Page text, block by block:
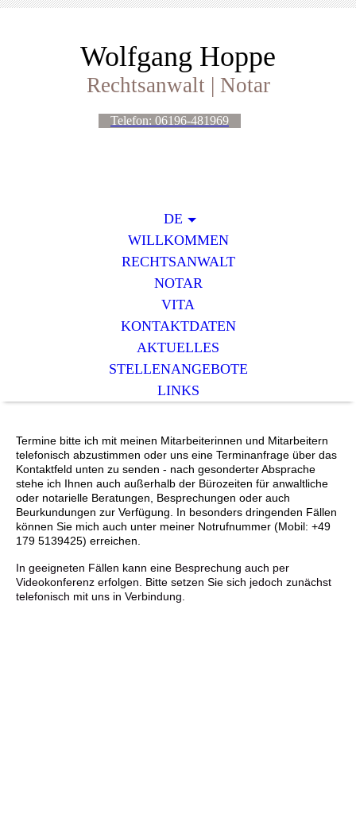
Wolfgang Hoppe
Rechtsanwalt | Notar
Telefon: 06196-481969
DE
WILLKOMMEN
RECHTSANWALT
NOTAR
VITA
KONTAKTDATEN
AKTUELLES
STELLENANGEBOTE
LINKS
Termine bitte ich mit meinen Mitarbeiterinnen und Mitarbeitern
telefonisch abzustimmen oder uns eine Terminanfrage über das
Kontaktfeld unten zu senden - nach gesonderter Absprache
stehe ich Ihnen auch außerhalb der Bürozeiten für anwaltliche
oder notarielle Beratungen, Besprechungen oder auch
Beurkundungen zur Verfügung. In besonders dringenden Fällen
können Sie mich auch unter meiner Notrufnummer (Mobil: +49
179 5139425) erreichen.
In geeigneten Fällen kann eine Besprechung auch per
Videokonferenz erfolgen. Bitte setzen Sie sich jedoch zunächst
telefonisch mit uns in Verbindung.